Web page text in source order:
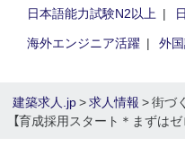
日本語能力試験N2以上
海外エンジニア活躍
外
建築求人.jp>求人情報 > 街づ
【育成採用スタート＊まずは